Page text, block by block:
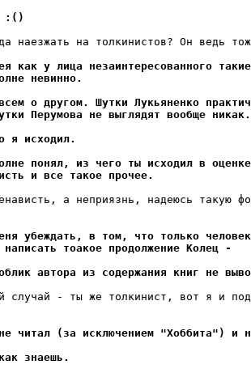
:()
наезжать на толкинистов? Он ведь
как у лица незаинтересованного
невинно.
о другом. Шутки Лукьяненко
Перумова не выглядят вообще никак.
я исходил.
понял, из чего ты исходил в
и все такое прочее.
а непpиязнь, надеюсь такую
убеждать, в том, что только
написать тоакое продолжение Колец -
автора из содержания книг не
случай - ты же толкинист, вот я и
читал (за исключением "Хоббита") и
знаешь.